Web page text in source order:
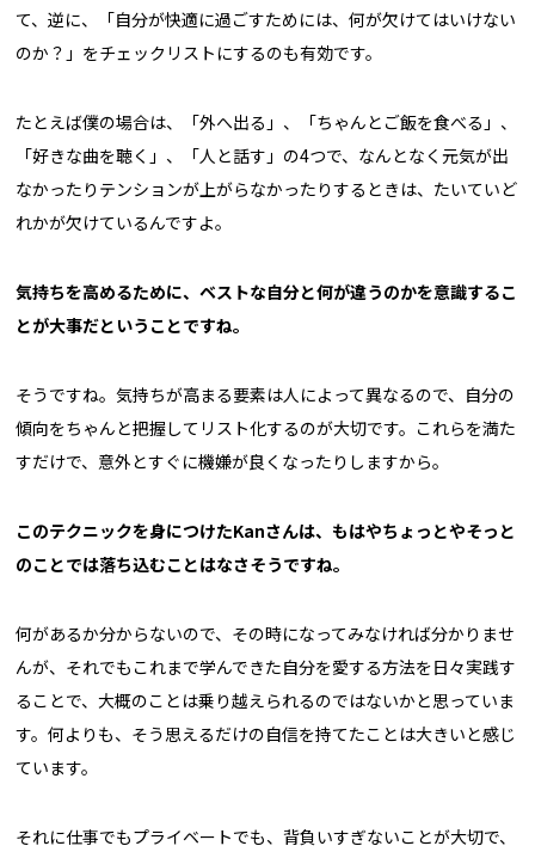
て、逆に、「自分が快適に過ごすためには、何が欠けてはいけない
のか？」をチェックリストにするのも有効です。
たとえば僕の場合は、「外へ出る」、「ちゃんとご飯を食べる」、
「好きな曲を聴く」、「人と話す」の4つで、なんとなく元気が出
なかったりテンションが上がらなかったりするときは、たいていど
れかが欠けているんですよ。
気持ちを高めるために、ベストな自分と何が違うのかを意識するこ
とが大事だということですね。
そうですね。気持ちが高まる要素は人によって異なるので、自分の
傾向をちゃんと把握してリスト化するのが大切です。これらを満た
すだけで、意外とすぐに機嫌が良くなったりしますから。
このテクニックを身につけたKanさんは、もはやちょっとやそっと
のことでは落ち込むことはなさそうですね。
何があるか分からないので、その時になってみなければ分かりませ
んが、それでもこれまで学んできた自分を愛する方法を日々実践す
ることで、大概のことは乗り越えられるのではないかと思っていま
す。何よりも、そう思えるだけの自信を持てたことは大きいと感じ
ています。
それに仕事でもプライベートでも、背負いすぎないことが大切で、